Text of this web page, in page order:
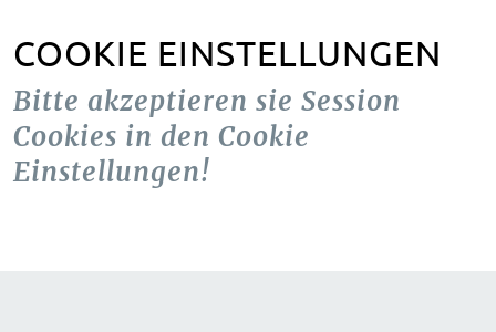
COOKIE EINSTELLUNGEN
Bitte akzeptieren sie Session
Cookies in den Cookie
Einstellungen!